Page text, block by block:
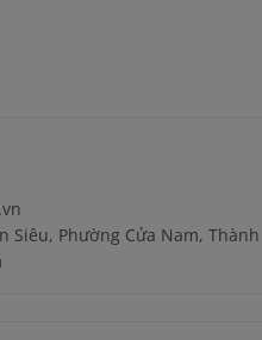
Siêu, Phường Cửa Nam, Thành